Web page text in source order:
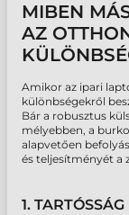
MIBEN
AZ
Amikor az ipari
különbségekről
Bár a robusztus
mélyebben, a
alapvetően
és teljesítményét a
1.